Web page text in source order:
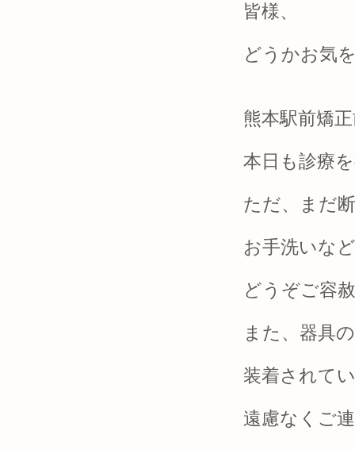
皆様、
どうかお気
熊本駅前矯
本日も診療
ただ、まだ
お手洗いな
どうぞご容
また、器具
装着されて
遠慮なくご